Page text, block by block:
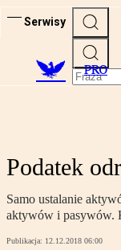
Serwisy
PRO
Podatek
Samo ustalanie
aktywów i pasywów.
Publikacja: 12.12.2018 06:00